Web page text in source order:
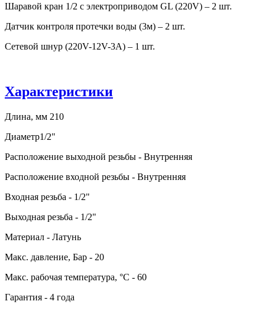
Шаравой кран 1/2 с электроприводом GL (220V) – 2 шт.
Датчик контроля протечки воды (3м) – 2 шт.
Сетевой шнур (220V-12V-3А) – 1 шт.
Характеристики
Длина, мм 210
Диаметр1/2"
Расположение выходной резьбы - Внутренняя
Расположение входной резьбы - Внутренняя
Входная резьба - 1/2"
Выходная резьба - 1/2"
Материал - Латунь
Макс. давление, Бар - 20
Макс. рабочая температура, °С - 60
Гарантия - 4 года